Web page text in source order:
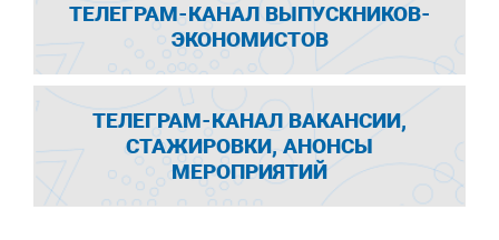
ТЕЛЕГРАМ-КАНАЛ ВЫПУСКНИКОВ-
ЭКОНОМИСТОВ
ТЕЛЕГРАМ-КАНАЛ ВАКАНСИИ,
СТАЖИРОВКИ, АНОНСЫ
МЕРОПРИЯТИЙ